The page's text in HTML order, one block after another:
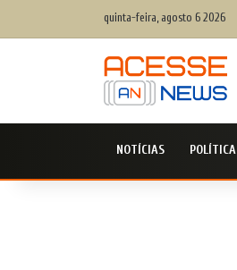
quinta-feira, agosto 6 2026
NOTÍCIAS POLÍTICA